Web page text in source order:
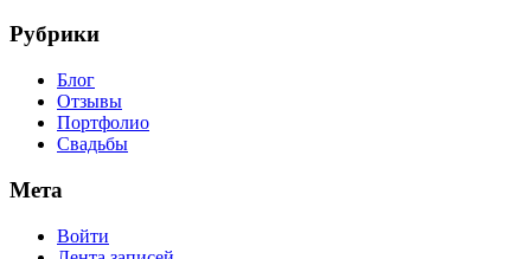
Рубрики
Блог
Отзывы
Портфолио
Свадьбы
Мета
Войти